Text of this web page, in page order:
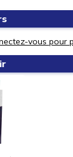
vous pour